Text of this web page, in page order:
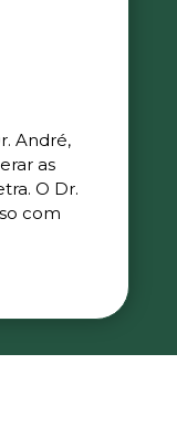
André,
as
O Dr.
com